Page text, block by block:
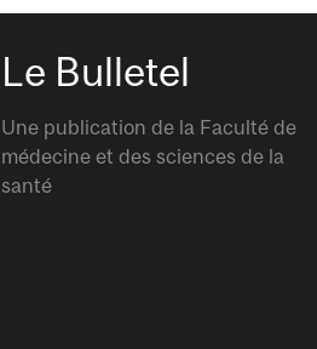
Le Bulletel
Une publication de la Faculté de
médecine et des sciences de la
santé